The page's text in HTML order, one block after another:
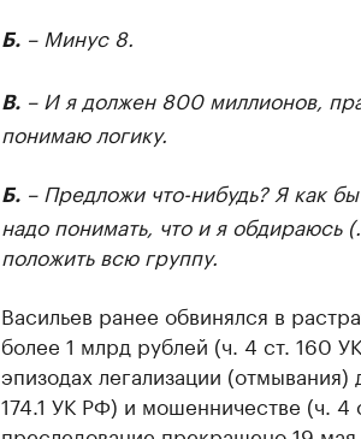
Б.– Минус 8.
В.– И я должен 800 миллионов,
понимаю логику.
Б.– Предложи что-нибудь? Я как
надо понимать, что и я обдираюсь
положить всю группу.
Васильев ранее обвинялся в
более 1 млрд рублей (ч. 4 ст. 160
эпизодах легализации
174.1 УК РФ) и мошенничестве (ч. 4